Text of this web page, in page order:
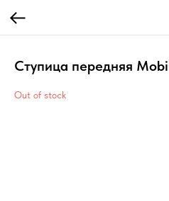
Ступица передняя
Out of stock